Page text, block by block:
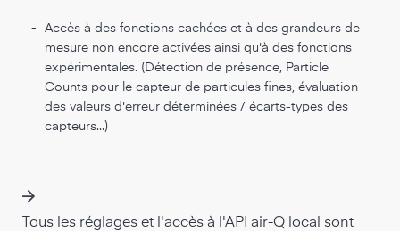
-
Accès à des fonctions cachées et à des grandeurs de
mesure non encore activées ainsi qu'à des fonctions
expérimentales. (Détection de présence, Particle
Counts pour le capteur de particules fines, évaluation
des valeurs d'erreur déterminées / écarts-types des
capteurs...)
Tous les réglages et l'accès à l'API air-Q local sont